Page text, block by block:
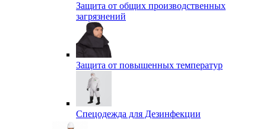
Защита от общих производственных
загрязнений
Защита от повышенных температур
Спецодежда для Дезинфекции